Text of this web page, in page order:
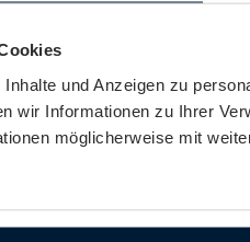
und Anzeigen zu
wir Informationen zu Ihrer
möglicherweise mit